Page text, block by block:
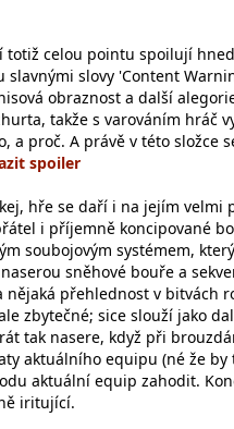
totiž celou pointu spoilují
slavnými slovy 'Content
obraznost a další
takže s varováním hráč
a proč. A právě v této složce
hře se daří i na jejím
i příjemně koncipované
soubojovým systémem,
sněhové bouře a
nějaká přehlednost v bitvách
zbytečné; sice slouží jako
tak nasere, když při
aktuálního equipu (né že
aktuální equip zahodit.
iritující.